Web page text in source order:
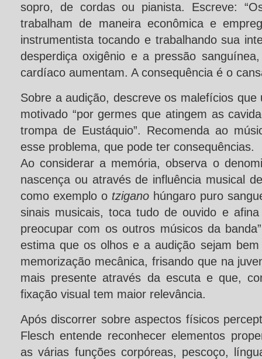
sopro, de cordas ou pianista. Escreve:
trabalham de maneira econômica e
instrumentista tocando e trabalhando sua
desperdiça oxigênio e a pressão
cardíaco aumentam. A consequência é o
Sobre a audição, descreve os malefícios
motivado “por germes que atingem as
trompa de Eustáquio”. Recomenda ao
esse problema, que pode ter consequências.
Ao considerar a memória, observa o
nascença ou através de influência musical
como exemplo o tzigano húngaro puro
sinais musicais, toca tudo de ouvido e
preocupar com os outros músicos da
estima que os olhos e a audição sejam
memorização mecânica, frisando que na
mais presente através da escuta e que,
fixação visual tem maior relevância.
Após discorrer sobre aspectos físicos
Flesch entende reconhecer elementos
as várias funções corpóreas, pescoço,